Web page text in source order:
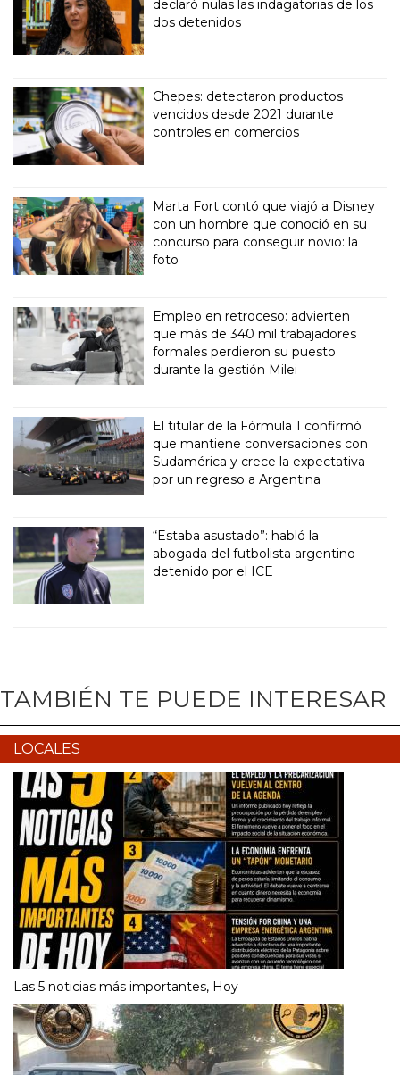
declaró nulas las indagatorias de los
dos detenidos
Chepes: detectaron productos
vencidos desde 2021 durante
controles en comercios
Marta Fort contó que viajó a Disney
con un hombre que conoció en su
concurso para conseguir novio: la
foto
Empleo en retroceso: advierten
que más de 340 mil trabajadores
formales perdieron su puesto
durante la gestión Milei
El titular de la Fórmula 1 confirmó
que mantiene conversaciones con
Sudamérica y crece la expectativa
por un regreso a Argentina
“Estaba asustado”: habló la
abogada del futbolista argentino
detenido por el ICE
TAMBIÉN TE PUEDE INTERESAR
LOCALES
Las 5 noticias más importantes, Hoy